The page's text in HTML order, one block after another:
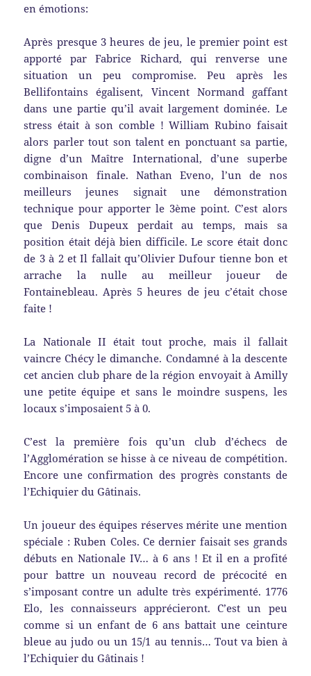
en émotions:
Après presque 3 heures de jeu, le premier point est
apporté par Fabrice Richard, qui renverse une
situation un peu compromise. Peu après les
Bellifontains égalisent, Vincent Normand gaffant
dans une partie qu’il avait largement dominée. Le
stress était à son comble ! William Rubino faisait
alors parler tout son talent en ponctuant sa partie,
digne d’un Maître International, d’une superbe
combinaison finale. Nathan Eveno, l’un de nos
meilleurs jeunes signait une démonstration
technique pour apporter le 3ème point. C’est alors
que Denis Dupeux perdait au temps, mais sa
position était déjà bien difficile. Le score était donc
de 3 à 2 et Il fallait qu’Olivier Dufour tienne bon et
arrache la nulle au meilleur joueur de
Fontainebleau. Après 5 heures de jeu c’était chose
faite !
La Nationale II était tout proche, mais il fallait
vaincre Chécy le dimanche. Condamné à la descente
cet ancien club phare de la région envoyait à Amilly
une petite équipe et sans le moindre suspens, les
locaux s’imposaient 5 à 0.
C’est la première fois qu’un club d’échecs de
l’Agglomération se hisse à ce niveau de compétition.
Encore une confirmation des progrès constants de
l’Echiquier du Gâtinais.
Un joueur des équipes réserves mérite une mention
spéciale : Ruben Coles. Ce dernier faisait ses grands
débuts en Nationale IV… à 6 ans ! Et il en a profité
pour battre un nouveau record de précocité en
s’imposant contre un adulte très expérimenté. 1776
Elo, les connaisseurs apprécieront. C’est un peu
comme si un enfant de 6 ans battait une ceinture
bleue au judo ou un 15/1 au tennis… Tout va bien à
l’Echiquier du Gâtinais !